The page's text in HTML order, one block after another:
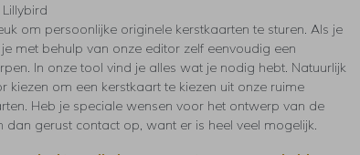
om persoonlijke originele kerstkaarten te sturen. Als je
met behulp van onze editor zelf eenvoudig een
In onze tool vind je alles wat je nodig hebt. Natuurlijk
kiezen om een kerstkaart te kiezen uit onze ruime
Heb je speciale wensen voor het ontwerp van de
dan gerust contact op, want er is heel veel mogelijk.